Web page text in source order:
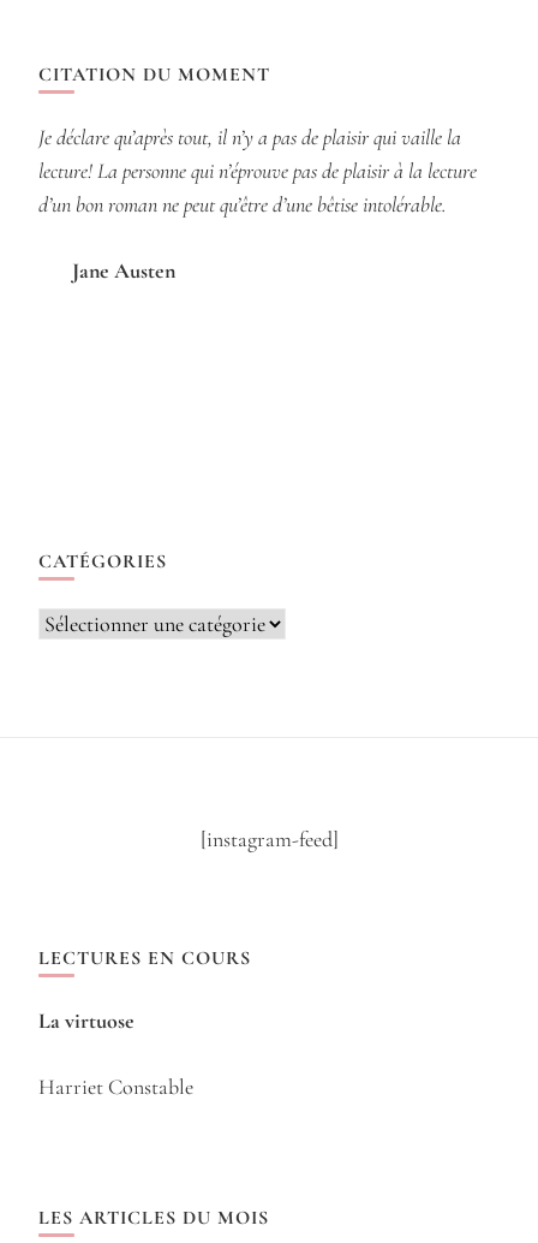
CITATION DU MOMENT
Je déclare qu’après tout, il n’y a pas de plaisir qui vaille la
lecture! La personne qui n’éprouve pas de plaisir à la lecture
d’un bon roman ne peut qu’être d’une bêtise intolérable.
Jane Austen
CATÉGORIES
Catégories
[instagram-feed]
LECTURES EN COURS
La virtuose
Harriet Constable
LES ARTICLES DU MOIS